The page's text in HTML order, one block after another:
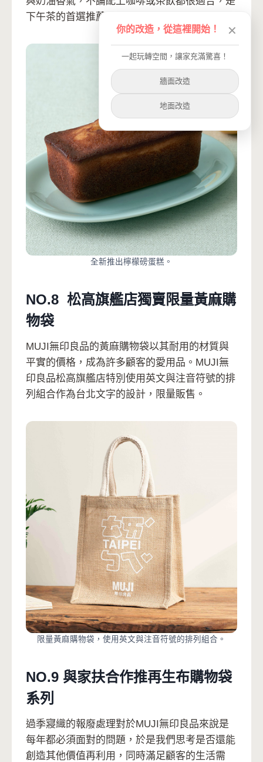
下午茶的首選推薦。
全新推出檸檬磅蛋糕。
NO.8 松高旗艦店獨賣限量黃麻購
物袋
MUJI無印良品的黃麻購物袋以其耐用的材質與
平實的價格，成為許多顧客的愛用品。MUJI無
印良品松高旗艦店特別使用英文與注音符號的排
列組合作為台北文字的設計，限量販售。
限量黃麻購物袋，使用英文與注音符號的排列組合。
NO.9 與家扶合作推再生布購物袋
系列
過季寢織的報廢處理對於MUJI無印良品來說是
每年都必須面對的問題，於是我們思考是否還能
創造其他價值再利用，同時滿足顧客的生活需
你的改造，從這裡開始！ ✕
一起玩轉空間，讓家充滿驚喜！
牆面改造
地面改造